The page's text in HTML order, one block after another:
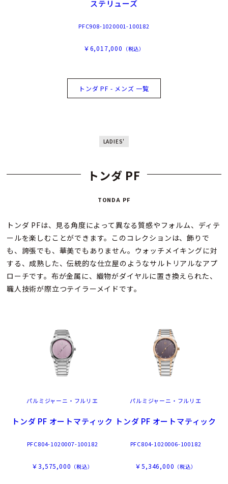
ステリューズ
PFC908-1020001-100182
￥6,017,000 （税込）
トンダ PF - メンズ 一覧
LADIES'
トンダ PF
TONDA PF
トンダ PFは、見る角度によって異なる質感やフォルム、ディテ
ールを楽しむことができます。このコレクションは、飾りで
も、誇張でも、華美でもありません。ウォッチメイキングに対
する、成熟した、伝統的な仕立屋のようなサルトリアルなアプ
ローチです。布が金属に、織物がダイヤルに置き換えられた、
職人技術が際立つテイラーメイドです。
パルミジャーニ・フルリエ
トンダ PF オートマティック
PFC804-1020007-100182
￥3,575,000 （税込）
パルミジャーニ・フルリエ
トンダ PF オートマティック
PFC804-1020006-100182
￥5,346,000 （税込）